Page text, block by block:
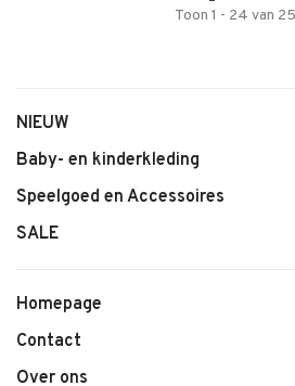
Toon 1 - 24 van 25
NIEUW
Baby- en kinderkleding
Speelgoed en Accessoires
SALE
Homepage
Contact
Over ons